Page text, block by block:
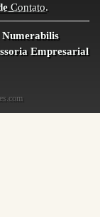
Contato.
Empresarial